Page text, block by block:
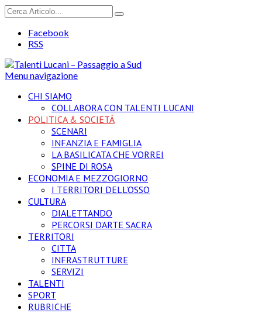
Facebook
RSS
Menu navigazione
CHI SIAMO
COLLABORA CON TALENTI LUCANI
POLITICA & SOCIETÁ
SCENARI
INFANZIA E FAMIGLIA
LA BASILICATA CHE VORREI
SPINE DI ROSA
ECONOMIA E MEZZOGIORNO
I TERRITORI DELL’OSSO
CULTURA
DIALETTANDO
PERCORSI D’ARTE SACRA
TERRITORI
CITTA
INFRASTRUTTURE
SERVIZI
TALENTI
SPORT
RUBRICHE